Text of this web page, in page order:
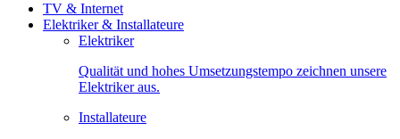
TV & Internet
Elektriker & Installateure
Elektriker
Qualität und hohes Umsetzungstempo zeichnen unsere
Elektriker aus.
Installateure